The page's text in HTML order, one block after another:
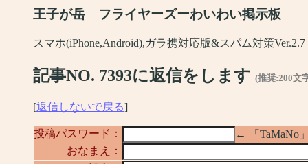
王子が岳 フライヤーズーわいわい掲示板
スマホ(iPhone,Android),ガラ携対応版&スパム対策Ver.2.7
記事NO. 7393に返信をします (推奨:200文
[返信しないで戻る]
投稿パスワード：
← 「TaMaNo
おなまえ：